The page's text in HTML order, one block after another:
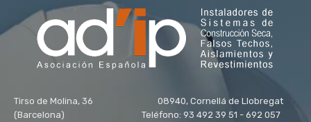
Tirso de Molina, 36 08940, Cornellá de Llobregat
(Barcelona) Teléfono: 93 492 39 51 - 692 057